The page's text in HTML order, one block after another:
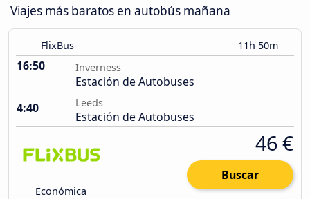
Viajes más baratos en autobús mañana
FlixBus 11h 50m
16:50 Inverness
Estación de Autobuses
4:40
Leeds
Estación de Autobuses
Económica
46 €
Buscar